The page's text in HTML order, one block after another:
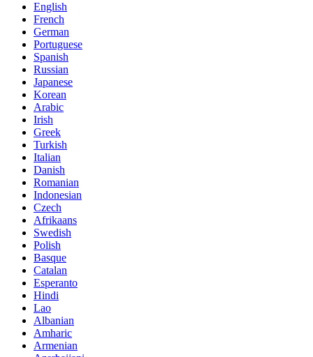
English
French
German
Portuguese
Spanish
Russian
Japanese
Korean
Arabic
Irish
Greek
Turkish
Italian
Danish
Romanian
Indonesian
Czech
Afrikaans
Swedish
Polish
Basque
Catalan
Esperanto
Hindi
Lao
Albanian
Amharic
Armenian